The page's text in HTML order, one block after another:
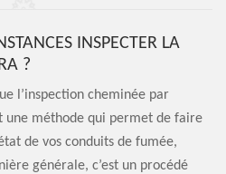
INSPECTER LA
?
l’inspection cheminée par
une méthode qui permet de faire
de vos conduits de fumée,
générale, c’est un procédé